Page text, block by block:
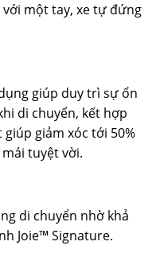
một tay, xe tự đứng
giúp duy trì sự ổn
di chuyển, kết hợp
giảm xóc tới 50%
tuyệt vời.
di chuyển nhờ khả
Joie™ Signature.